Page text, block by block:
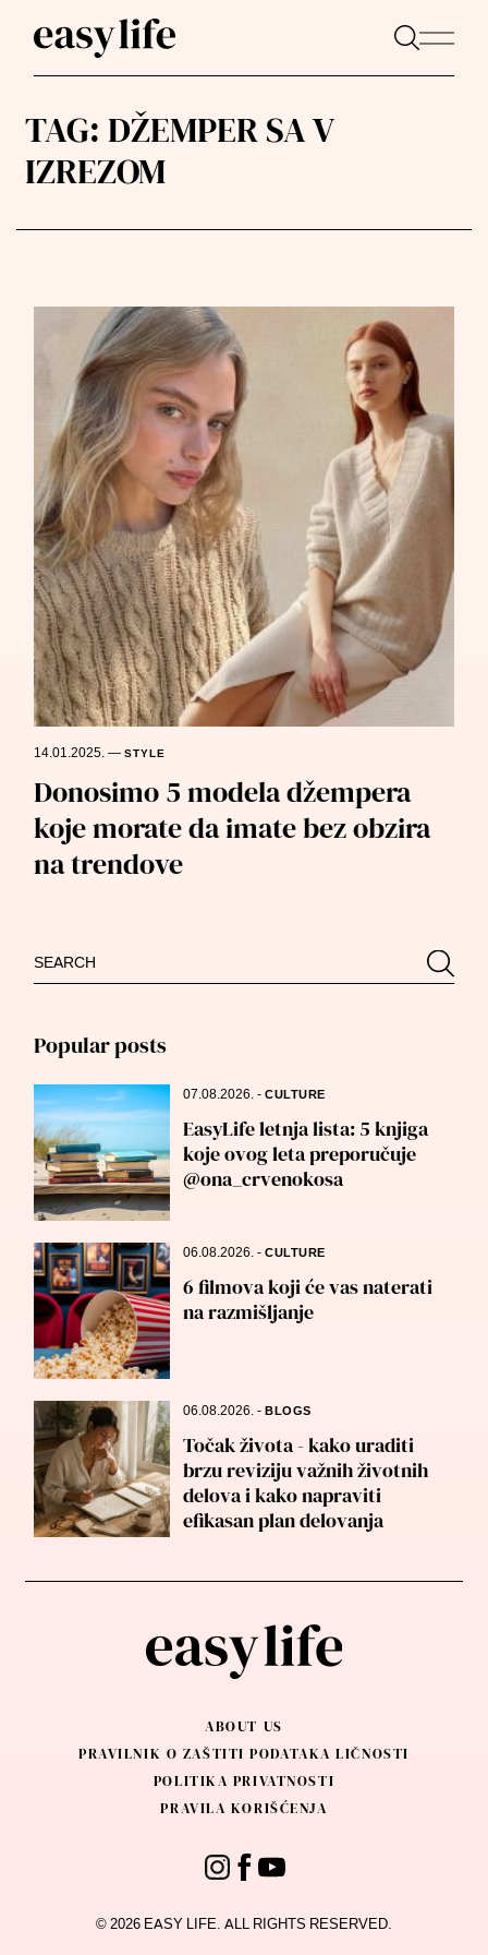
TAG: DŽEMPER SA V
IZREZOM
14.01.2025.—STYLE
Donosimo 5 modela džempera
koje morate da imate bez obzira
na trendove
Search
for:
Popular posts
07.08.2026.-CULTURE
EasyLife letnja lista: 5 knjiga
koje ovog leta preporučuje
@ona_crvenokosa
06.08.2026.-CULTURE
6 filmova koji će vas naterati
na razmišljanje
06.08.2026.-BLOGS
Točak života - kako uraditi
brzu reviziju važnih životnih
delova i kako napraviti
efikasan plan delovanja
ABOUT US
PRAVILNIK O ZAŠTITI PODATAKA LIČNOSTI
POLITIKA PRIVATNOSTI
PRAVILA KORIŠĆENJA
© 2026 EASY LIFE. ALL RIGHTS RESERVED.